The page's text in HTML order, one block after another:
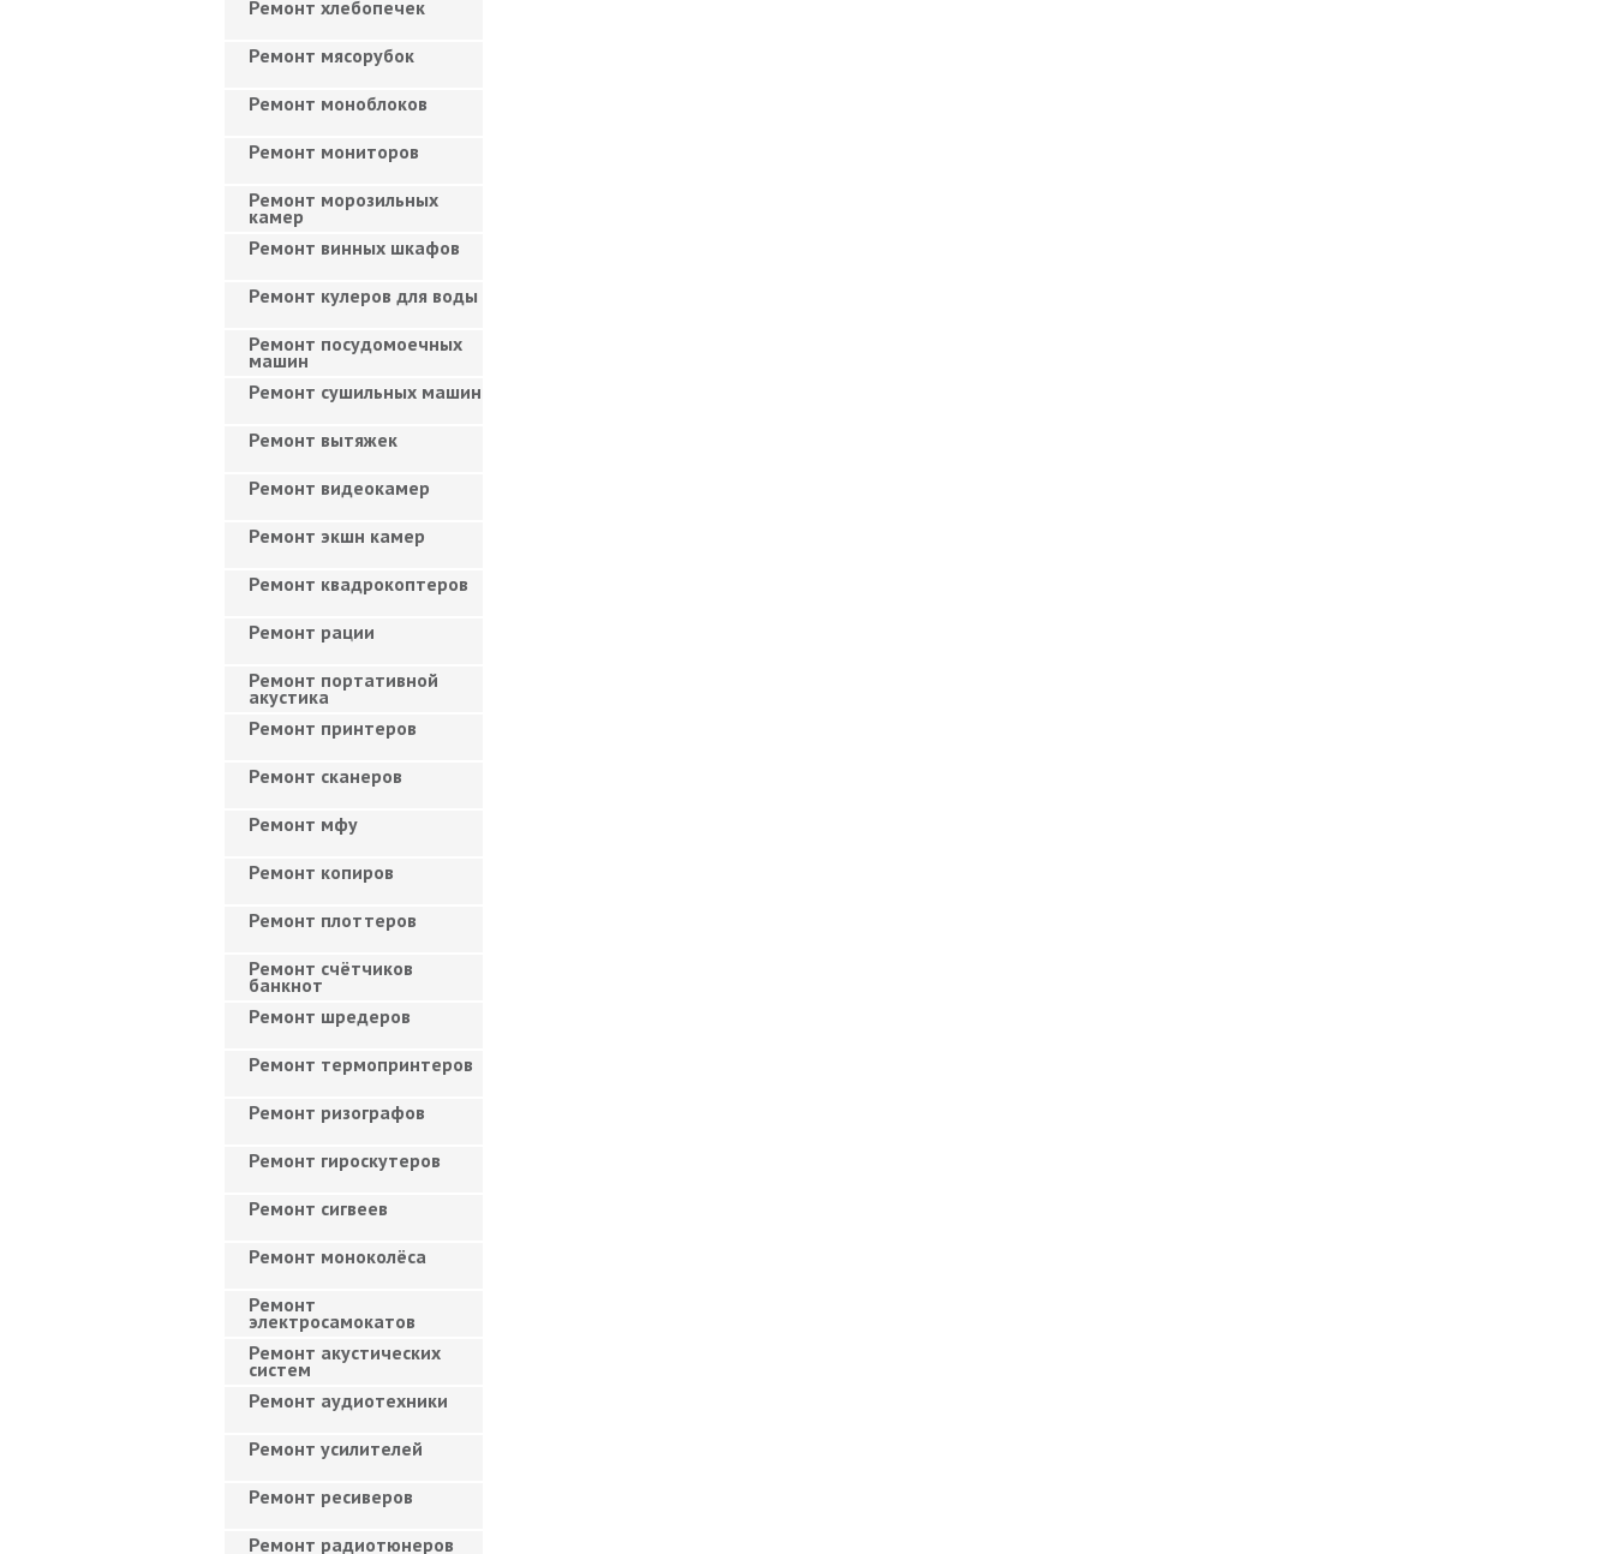
Ремонт хлебопечек
Ремонт мясорубок
Ремонт моноблоков
Ремонт мониторов
Ремонт морозильных
камер
Ремонт винных шкафов
Ремонт кулеров для воды
Ремонт посудомоечных
машин
Ремонт сушильных машин
Ремонт вытяжек
Ремонт видеокамер
Ремонт экшн камер
Ремонт квадрокоптеров
Ремонт рации
Ремонт портативной
акустика
Ремонт принтеров
Ремонт сканеров
Ремонт мфу
Ремонт копиров
Ремонт плоттеров
Ремонт счётчиков
банкнот
Ремонт шредеров
Ремонт термопринтеров
Ремонт ризографов
Ремонт гироскутеров
Ремонт сигвеев
Ремонт моноколёса
Ремонт
электросамокатов
Ремонт акустических
систем
Ремонт аудиотехники
Ремонт усилителей
Ремонт ресиверов
Ремонт радиотюнеров